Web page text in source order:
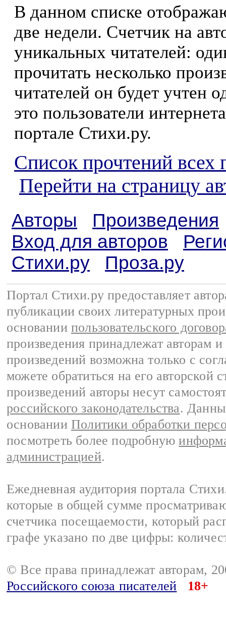
В данном списке
две недели. Счетчик на
уникальных читателей:
прочитать несколько
читателей он будет учтен
это пользователи
портале Стихи.ру.
Список прочтений всех
Перейти на страницу
Авторы
Произведения
Вход для авторов
Стихи.ру
Проза.ру
Портал Стихи.ру предоставляет
публикации своих литературных
основании пользовательского
произведения принадлежат авторам
произведений возможна только с
можете обратиться на его авторской
произведений авторы несут
российского законодательства.
основании Политики обработки
посмотреть более подробную
администрацией.
Ежедневная аудитория портала
которые в общей сумме
счетчика посещаемости, который
графе указано по две цифры:
© Все права принадлежат авторам,
Российского союза писателей
18+